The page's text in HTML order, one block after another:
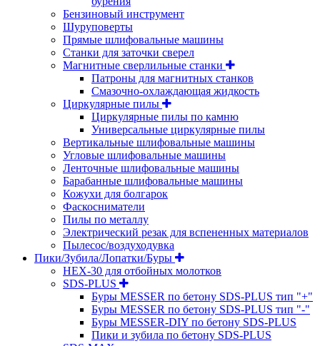
Бензиновый инструмент
Шуруповерты
Прямые шлифовальные машины
Станки для заточки сверел
Магнитные сверлильные станки
Патроны для магнитных станков
Смазочно-охлаждающая жидкость
Циркулярные пилы
Циркулярные пилы по камню
Универсальные циркулярные пилы
Вертикальные шлифовальные машины
Угловые шлифовальные машины
Ленточные шлифовальные машины
Барабанные шлифовальные машины
Кожухи для болгарок
Фаскосниматели
Пилы по металлу
Электрический резак для вспененных материалов
Пылесос/воздуходувка
Пики/Зубила/Лопатки/Буры
HEX-30 для отбойных молотков
SDS-PLUS
Буры MESSER по бетону SDS-PLUS тип "+"
Буры MESSER по бетону SDS-PLUS тип "-"
Буры MESSER-DIY по бетону SDS-PLUS
Пики и зубила по бетону SDS-PLUS